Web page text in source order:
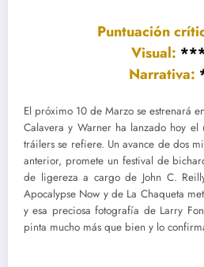
Puntuación
Visual:
Narrativa:
El próximo 10 de Marzo se estrenará
Calavera y Warner ha lanzado hoy
tráilers se refiere. Un avance de dos
anterior, promete un festival de
de ligereza a cargo de John C.
Apocalypse Now y de La Chaqueta
y esa preciosa fotografía de Larry
pinta mucho más que bien y lo